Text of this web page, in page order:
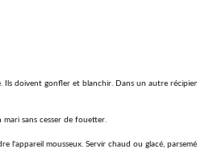
Ils doivent gonfler et blanchir. Dans un autre
sans cesser de fouetter.
l'appareil mousseux. Servir chaud ou glacé,